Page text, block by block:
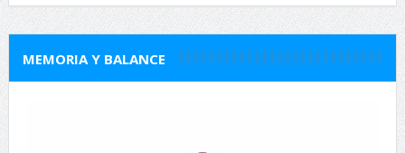
MEMORIA Y BALANCE